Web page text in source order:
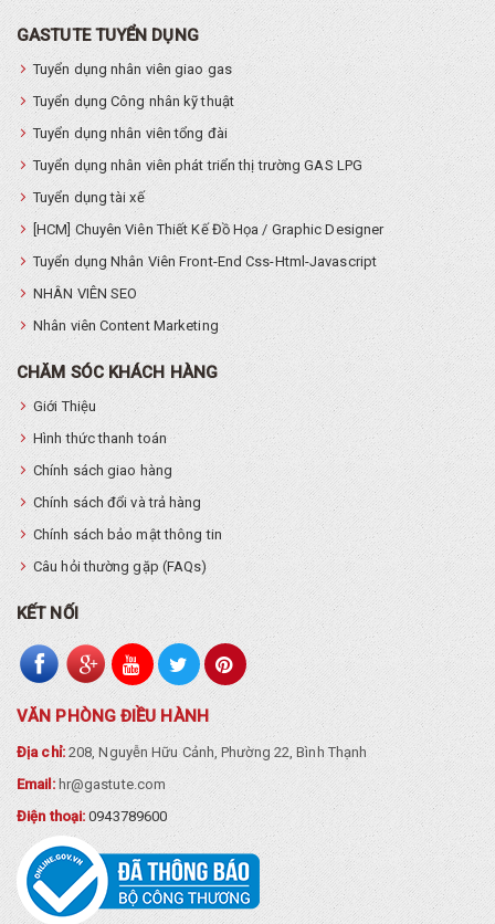
GASTUTE TUYỂN DỤNG
Tuyển dụng nhân viên giao gas
Tuyển dụng Công nhân kỹ thuật
Tuyển dụng nhân viên tổng đài
Tuyển dụng nhân viên phát triển thị trường GAS LPG
Tuyển dụng tài xế
[HCM] Chuyên Viên Thiết Kế Đồ Họa / Graphic Designer
Tuyển dụng Nhân Viên Front-End Css-Html-Javascript
NHÂN VIÊN SEO
Nhân viên Content Marketing
CHĂM SÓC KHÁCH HÀNG
Giới Thiệu
Hình thức thanh toán
Chính sách giao hàng
Chính sách đổi và trả hàng
Chính sách bảo mật thông tin
Câu hỏi thường gặp (FAQs)
KẾT NỐI
VĂN PHÒNG ĐIỀU HÀNH
Địa chỉ:208, Nguyễn Hữu Cảnh, Phường 22, Bình Thạnh
Email: hr@gastute.com
Điện thoại:0943789600